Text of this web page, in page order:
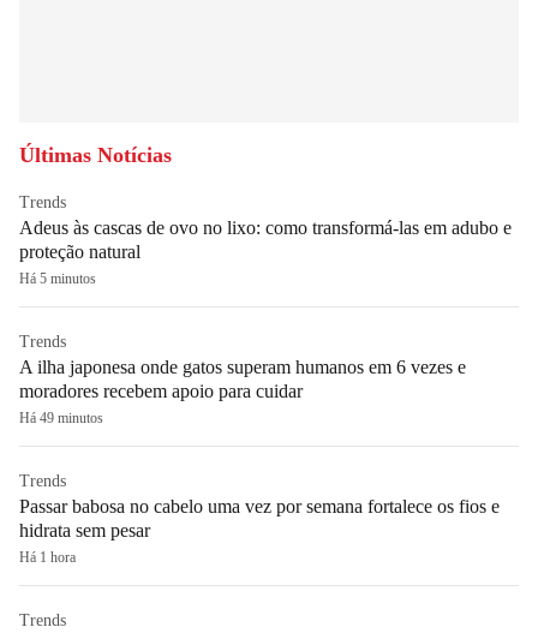
Últimas Notícias
Trends
Adeus às cascas de ovo no lixo: como transformá-las em adubo e
proteção natural
Há 5 minutos
Trends
A ilha japonesa onde gatos superam humanos em 6 vezes e
moradores recebem apoio para cuidar
Há 49 minutos
Trends
Passar babosa no cabelo uma vez por semana fortalece os fios e
hidrata sem pesar
Há 1 hora
Trends